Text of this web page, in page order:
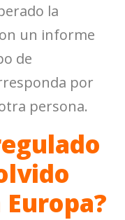
la
un informe
de
por
persona.